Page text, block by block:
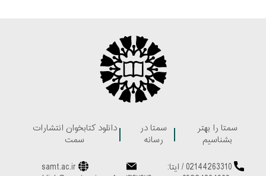
سمتا را بهتر
بشناسیم
سمتا در
رسانه
دانلود کتابخوان انتشارات
سمت
02144263310
/ایتا: samt.ac.ir